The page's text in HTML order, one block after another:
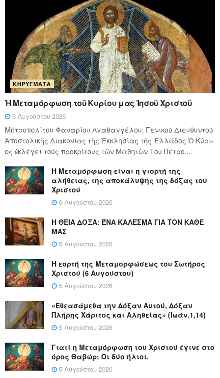
ΚΗΡΎΓΜΑΤΑ
Ἡ Μεταμόρφωση τοῦ Κυρίου μας Ἰησοῦ Χριστοῦ
6 Αυγούστου 2026
Μητροπολίτου Φαναρίου Ἀγαθαγγέλου, Γενικοῦ Διευθυντοῦ
Ἀποστολικῆς Διακονίας τῆς Ἐκκλησίας τῆς Ἑλλάδος Ὁ Κύ­ρι­
ος ἐκλέγει τούς προ­κρί­τους τῶν Μα­θη­τῶν Του Πέ­τρο,...
Η Μεταμόρφωση είναι η γιορτή της
αλήθειας, της αποκάλυψης της δόξας του
Χριστού
6 Αυγούστου 2026
Η ΘΕΙΑ ΔΟΞΑ: ΈΝΑ ΚΑΛΕΣΜΑ ΓΙΑ ΤΟΝ ΚΑΘΕ
ΜΑΣ
5 Αυγούστου 2026
Η εορτή της Μεταμορφώσεως του Σωτήρος
Χριστού (6 Αυγούστου)
5 Αυγούστου 2026
«Εθεασάμεθα την Δόξαν Αυτού, Δόξαν
Πλήρης Χάριτος και Αληθείας» (Ιωάν.1,14)
5 Αυγούστου 2026
Γιατί η Μεταμόρφωση του Χριστού έγινε στο
όρος Θαβώρ; Οι δύο ήλιοι.
5 Αυγούστου 2026